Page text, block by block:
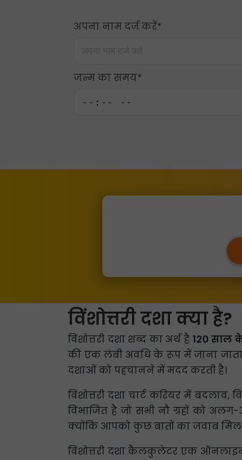
अपना नाम दर्ज करें*
जन्म का समय*
विंशोत्तरी दशा क्या है?
विंशोत्तरी दशा शब्द का अर्थ है 120 साल के
की एक लंबी अवधि के रूप में जाना जाता
दशाओं को पहचानने में मदद करती है।
विंशोत्तरी दशा चार्ट करियर में
विभाजित है जो सभी नौ ग्रहों को
क्योंकि आपको कुछ बातों का जवाब मिल
विंशोत्तरी दशा कैलकुलेटर एक